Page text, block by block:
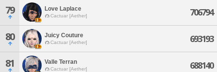
79 Love Laplace
Cactuar [Aether] 706794
80 Juicy Couture
Cactuar [Aether] 693193
81 Valle Terran
Cactuar [Aether] 688140